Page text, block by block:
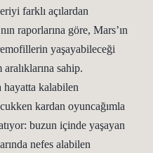
farklı açılardan
raporlarına göre, Mars’ın
yaşayabileceği
sahip.
hayatta kalabilen
kardan oyuncağımla
buzun içinde yaşayan
nefes alabilen